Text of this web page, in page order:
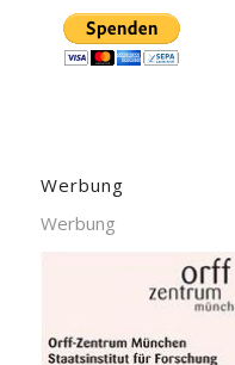
Werbung
Werbung